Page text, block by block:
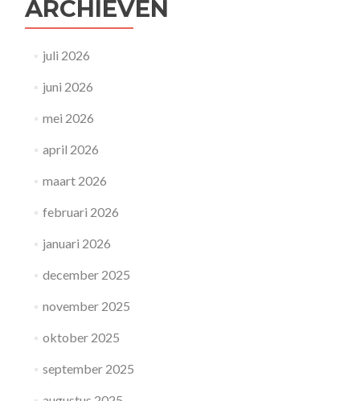
ARCHIEVEN
juli 2026
juni 2026
mei 2026
april 2026
maart 2026
februari 2026
januari 2026
december 2025
november 2025
oktober 2025
september 2025